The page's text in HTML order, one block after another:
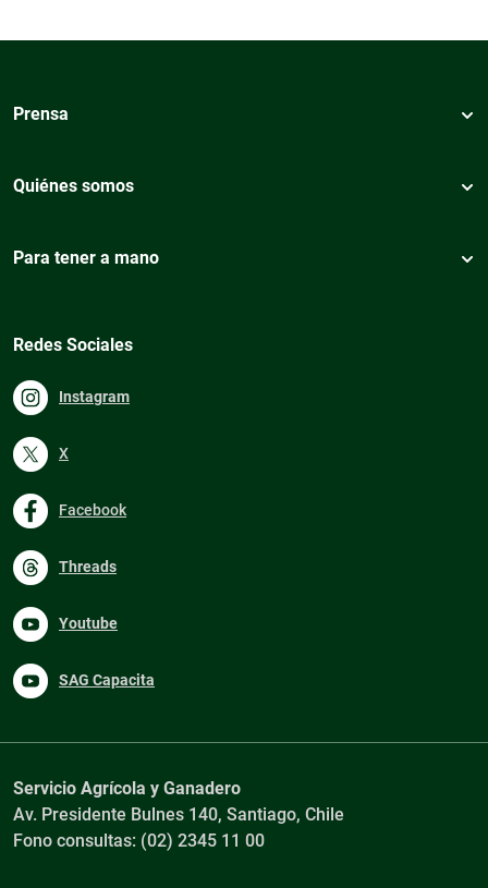
Prensa
Quiénes somos
Para tener a mano
Redes Sociales
Instagram
X
Facebook
Threads
Youtube
SAG Capacita
Servicio Agrícola y Ganadero
Av. Presidente Bulnes 140, Santiago, Chile
Fono consultas: (02) 2345 11 00